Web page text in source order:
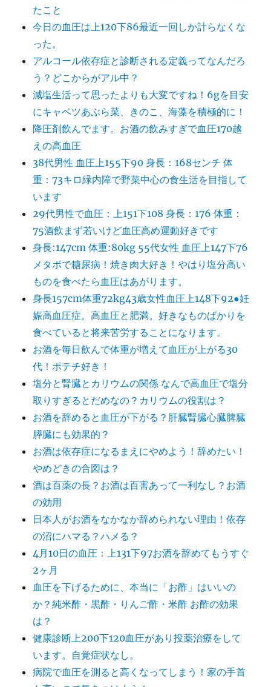
たこと
今日の血圧は上120下86最近一回しか計らなくな
った。
アルコール依存症と診断される定義ってなんだろ
う？どこからがアル中？
減塩生活って思ったよりも大変ですね！6gを目安
にキャベツあぶら菜、きのこ、海藻を積極的に！
降圧剤飲んでます。お酒の飲みすぎで血圧170越
えの高血圧
38代男性 血圧上155下90 身長：168センチ 体
重：73キロ緑内障で野菜中心の食生活を目指して
います
29代男性で血圧：上151下108 身長：176 体重：
75酒飲まず若いけど血圧高め運動好きです
身長:147cm 体重:80kg 55代女性 血圧上147下76
メタボで糖尿病！焼き肉大好き！やはり塩分高い
ものを食べたら血圧はあがります。
身長157cm体重72kg43歳女性血圧上148下92●妊
娠高血圧症。高血圧と肥満。好きなものばかりを
食べていると将来苦労することになります。
お酒を毎日飲んで体重が増えて血圧が上がる30
代！ポテチ好き！
塩分と腎臓とカリウムの関係 なんで高血圧で塩分
取りすぎるとだめなの？カリウムの役割は？
お酒を辞めると血圧が下がる？肝臓腎臓心臓脾臓
膵臓にも効果的？
お酒は依存症になるまえにやめよう！辞めたい！
やめどきの合図は？
酒は百薬の長？お酒は百害あって一利なし？お酒
の効用
日本人がお酒をなかなか辞められない理由！依存
の沼にハマる？ハメる？
4月10日の血圧：上131下97お酒を辞めてもうすぐ
2ヶ月
血圧を下げるために、本当に「お酢」はいいの
か？純米酢・黒酢・りんご酢・米酢 お酢の効果
は？
健康診断上200下120血圧があり投薬治療をして
います。自覚症状なし。
病院で血圧を測ると高くなってしまう！家の手首